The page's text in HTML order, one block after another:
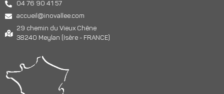
04 76 90 41 57
accueil@inovallee.com
29 chemin du Vieux Chêne
38240 Meylan (Isère - FRANCE)